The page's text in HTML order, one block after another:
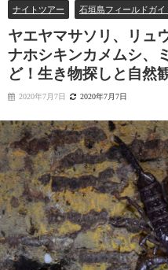
ナイトツアー
石垣島フィールドガイ
ヤエヤマサソリ、リュ
ナホシキンカメムシ、
ど！生き物探しと自然
2020年7月7日 2020年7月7日